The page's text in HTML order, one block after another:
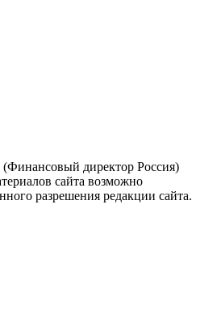
директор Россия)
сайта возможно
разрешения редакции сайта.